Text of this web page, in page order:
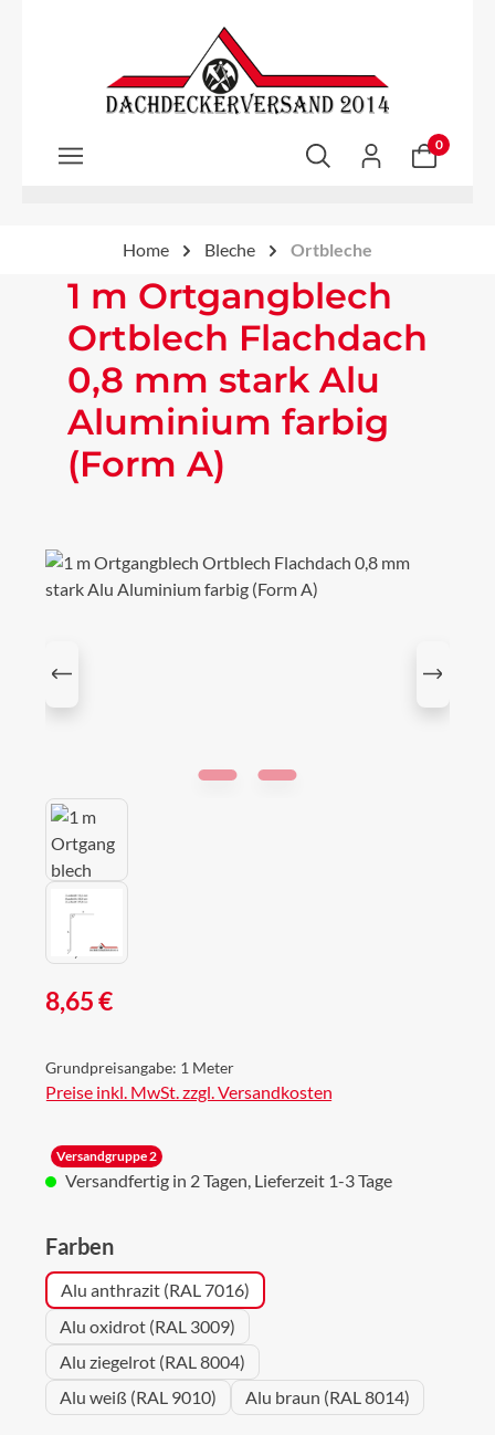
Zum Hauptinhalt springen
0
Home Bleche Ortbleche
1 m Ortgangblech
Ortblech Flachdach
0,8 mm stark Alu
Aluminium farbig
(Form A)
Bildergalerie überspringen
Regulärer Preis:
8,65 €
Grundpreisangabe: 1 Meter
Preise inkl. MwSt. zzgl. Versandkosten
Versandgruppe 2
Versandfertig in 2 Tagen, Lieferzeit 1-3 Tage
Farbenauswählen
Alu anthrazit (RAL 7016)
Alu oxidrot (RAL 3009)
Alu ziegelrot (RAL 8004)
Alu weiß (RAL 9010)
Alu braun (RAL 8014)